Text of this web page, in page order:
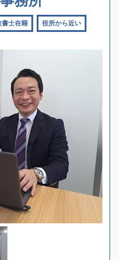
書士在籍 役所から近い